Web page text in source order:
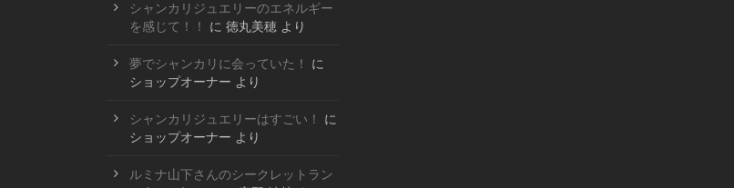
シャンカリジュエリーのエネルギー
を感じて！！
に 徳丸美穂 より
夢でシャンカリに会っていた！
に
ショップオーナー より
シャンカリジュエリーはすごい！
に
ショップオーナー より
ルミナ山下さんのシークレットラン